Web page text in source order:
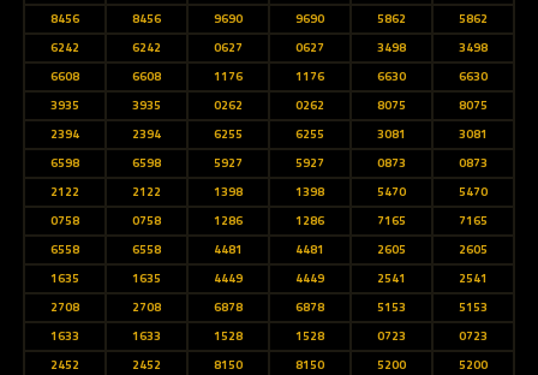
8456
8456 9690 9690 5862
5862
6242
6242 0627 0627 3498
3498
6608
6608 1176 1176 6630
6630
3935
3935 0262 0262 8075
8075
2394
2394 6255 6255 3081
3081
6598
6598 5927 5927 0873
0873
2122
2122 1398 1398 5470
5470
0758
0758 1286 1286 7165
7165
6558
6558 4481 4481 2605
2605
1635
1635 4449 4449 2541
2541
2708
2708 6878 6878 5153
5153
1633
1633 1528 1528 0723
0723
2452
2452 8150 8150 5200
5200